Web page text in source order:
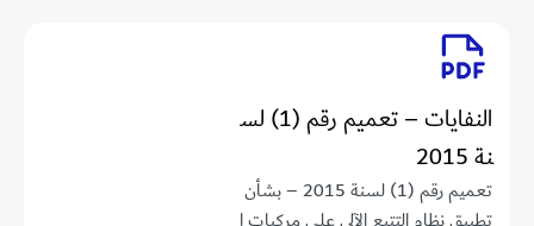
النفايات – تعميم رقم (1) لس
نة 2015
تعميم رقم (1) لسنة 2015 – بشأن